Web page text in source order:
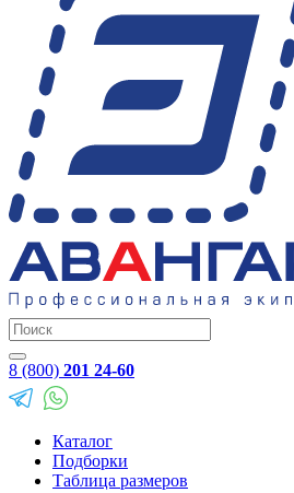
8 (800) 201 24-60
Каталог
Подборки
Таблица размеров